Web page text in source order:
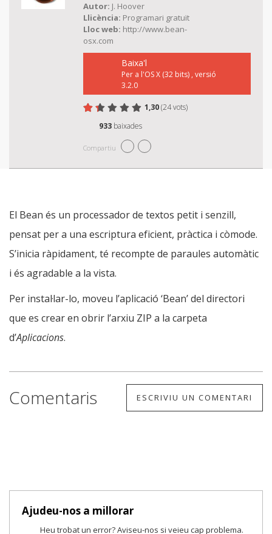
Autor: J. Hoover
Llicència: Programari gratuït
Lloc web: http://www.bean-
osx.com
Baixa'l
Per a l'OS X (32 bits) , versió
3.2.0
1,30(24 vots)
933 baixades
Compartiu
El Bean és un processador de textos petit i senzill,
pensat per a una escriptura eficient, pràctica i còmode.
S’inicia ràpidament, té recompte de paraules automàtic
i és agradable a la vista.
Per instal·lar-lo, moveu l’aplicació ‘Bean’ del directori
que es crear en obrir l’arxiu ZIP a la carpeta
d’Aplicacions.
Comentaris ESCRIVIU UN COMENTARI
Ajudeu-nos a millorar
Heu trobat un error? Aviseu-nos si veieu cap problema.